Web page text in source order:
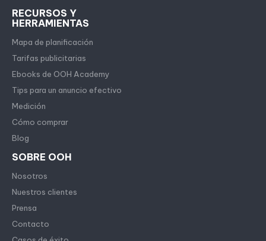
RECURSOS Y
HERRAMIENTAS
Mapa de planificación
Tarifas publicitarias
Ebooks de OOH Academy
Tips para un anuncio efectivo
Medición
Cómo comprar
Blog
SOBRE OOH
Nosotros
Nuestros clientes
Prensa
Contacto